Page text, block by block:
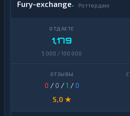
Fury-exchange Роттердам
1,179
5 000 / 100 000
0 / 0 /1 /0
5,0 ★